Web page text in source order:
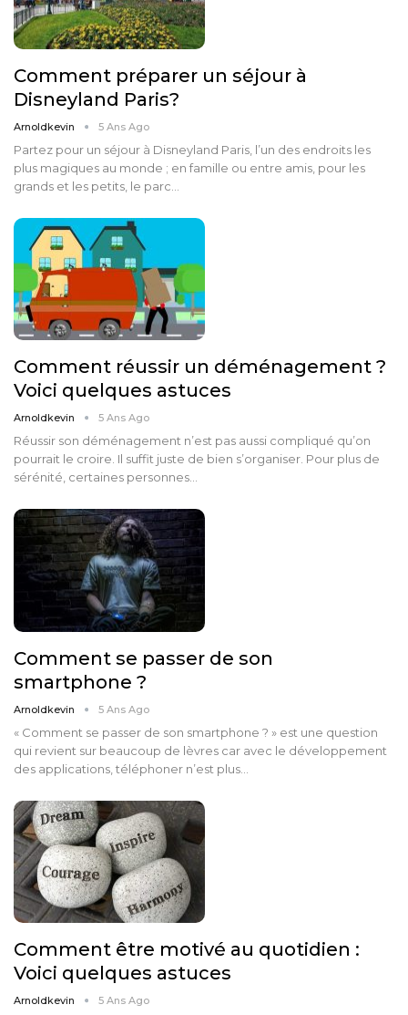
Comment préparer un séjour à
Disneyland Paris?
Arnoldkevin 5 Ans Ago
Partez pour un séjour à Disneyland Paris, l’un des endroits les
plus magiques au monde ; en famille ou entre amis, pour les
grands et les petits, le parc…
Comment réussir un déménagement ?
Voici quelques astuces
Arnoldkevin 5 Ans Ago
Réussir son déménagement n’est pas aussi compliqué qu’on
pourrait le croire. Il suffit juste de bien s’organiser. Pour plus de
sérénité, certaines personnes…
Comment se passer de son
smartphone ?
Arnoldkevin 5 Ans Ago
« Comment se passer de son smartphone ? » est une question
qui revient sur beaucoup de lèvres car avec le développement
des applications, téléphoner n’est plus…
Comment être motivé au quotidien :
Voici quelques astuces
Arnoldkevin 5 Ans Ago